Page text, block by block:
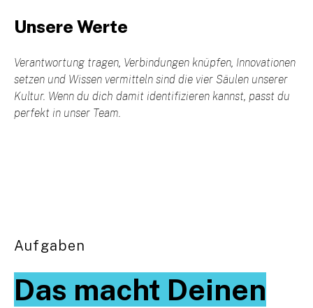
Unsere Werte
Verantwortung tragen, Verbindungen knüpfen, Innovationen
setzen und Wissen vermitteln sind die vier Säulen unserer
Kultur. Wenn du dich damit identifizieren kannst, passt du
perfekt in unser Team.
Aufgaben
Das macht Deinen